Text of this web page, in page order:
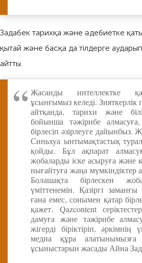
Задабек тарихқа және әдебиетке
қытай және басқа да тілдерге
айтты.
Жасанды интеллектке
ұсынғымыз келеді. Зияткерлік
айтқанда, тарихи және
бойынша тәжірибе
бірлесіп әзірлеуге дайынбыз.
Синьхуа ынтымақтастық
қойды. Бұл ақпарат
жобаларды іске асыруға және
нығайтуға жаңа мүмкіндіктер
Болашақта бірлескен
үміттенемін. Қазіргі
ғана емес, сонымен қатар
қажет. Qazcontent
дамуға және тәжірибе
жігерді біріктіріп, әркімнің
медиа құра
ұсыныстарын жасады Айна